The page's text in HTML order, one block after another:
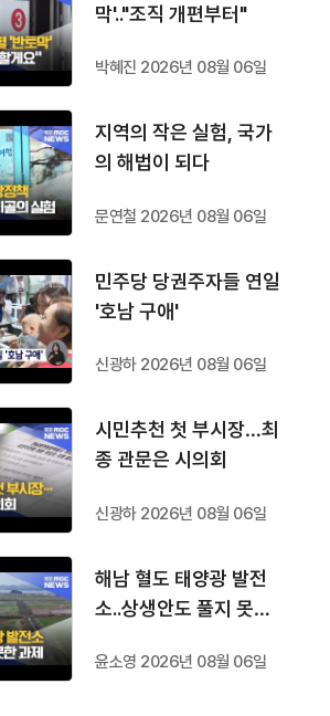
막'.."조직 개편부터"
박혜진 2026년 08월 06일
지역의 작은 실험, 국가
의 해법이 되다
문연철 2026년 08월 06일
민주당 당권주자들 연일
'호남 구애'
신광하 2026년 08월 06일
시민추천 첫 부시장…최
종 관문은 시의회
신광하 2026년 08월 06일
해남 혈도 태양광 발전
소..상생안도 풀지 못한
윤소영 2026년 08월 06일